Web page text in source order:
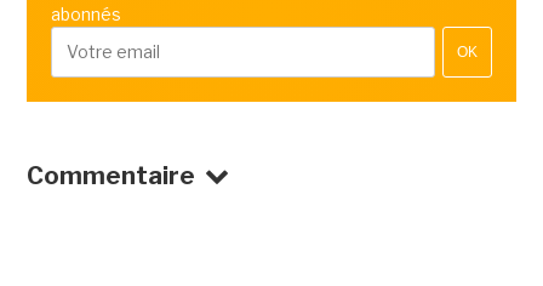
abonnés
OK
Commentaire